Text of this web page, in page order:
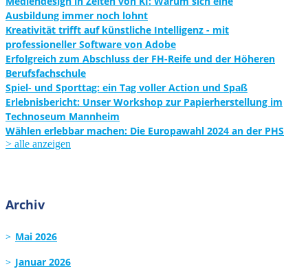
Ausbildung immer noch lohnt
Kreativität trifft auf künstliche Intelligenz - mit
professioneller Software von Adobe
Erfolgreich zum Abschluss der FH-Reife und der Höheren
Berufsfachschule
Spiel- und Sporttag: ein Tag voller Action und Spaß
Erlebnisbericht: Unser Workshop zur Papierherstellung im
Technoseum Mannheim
Wählen erlebbar machen: Die Europawahl 2024 an der PHS
> alle anzeigen
Archiv
Mai 2026
Januar 2026